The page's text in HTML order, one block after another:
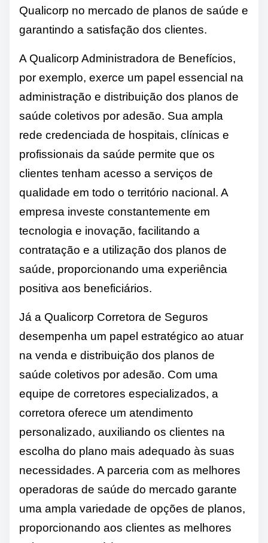
Qualicorp no mercado de planos de saúde e
garantindo a satisfação dos clientes.
A Qualicorp Administradora de Benefícios,
por exemplo, exerce um papel essencial na
administração e distribuição dos planos de
saúde coletivos por adesão. Sua ampla
rede credenciada de hospitais, clínicas e
profissionais da saúde permite que os
clientes tenham acesso a serviços de
qualidade em todo o território nacional. A
empresa investe constantemente em
tecnologia e inovação, facilitando a
contratação e a utilização dos planos de
saúde, proporcionando uma experiência
positiva aos beneficiários.
Já a Qualicorp Corretora de Seguros
desempenha um papel estratégico ao atuar
na venda e distribuição dos planos de
saúde coletivos por adesão. Com uma
equipe de corretores especializados, a
corretora oferece um atendimento
personalizado, auxiliando os clientes na
escolha do plano mais adequado às suas
necessidades. A parceria com as melhores
operadoras de saúde do mercado garante
uma ampla variedade de opções de planos,
proporcionando aos clientes as melhores